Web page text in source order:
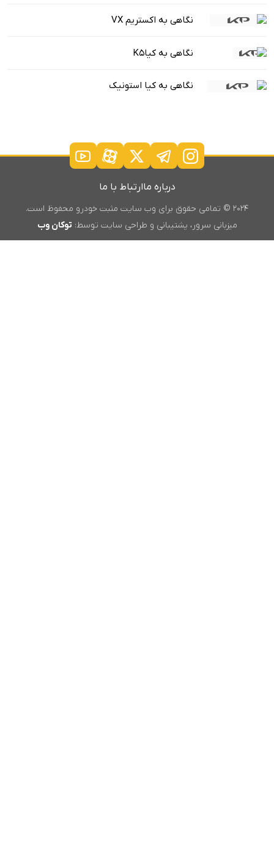
نگاهی به اکستریم VX
نگاهی به کیاK5
نگاهی به کیا استونیک
درباره ماارتباط با ما
۲۰۲۴ © تمامی حقوق برای وب سایت مثبت خودرو محفوظ است.
میزبانی سرور، پشتیبانی و طراحی سایت توسط: توکان وب